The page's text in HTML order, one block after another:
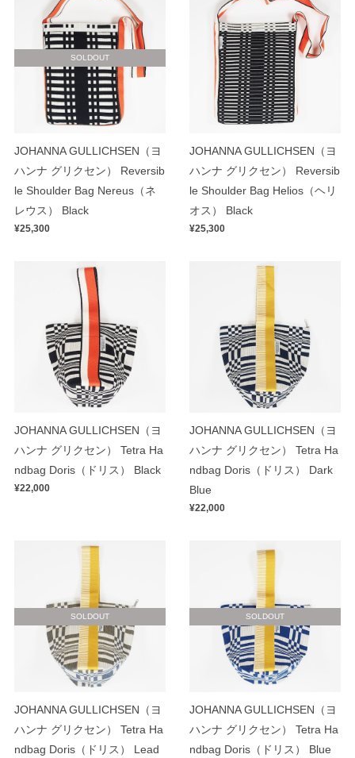
SOLDOUT
JOHANNA GULLICHSEN（ヨ
ハンナ グリクセン） Reversib
le Shoulder Bag Nereus（ネ
レウス） Black
¥25,300
JOHANNA GULLICHSEN（ヨ
ハンナ グリクセン） Reversib
le Shoulder Bag Helios（ヘリ
オス） Black
¥25,300
JOHANNA GULLICHSEN（ヨ
ハンナ グリクセン） Tetra Ha
ndbag Doris（ドリス） Black
¥22,000
JOHANNA GULLICHSEN（ヨ
ハンナ グリクセン） Tetra Ha
ndbag Doris（ドリス） Dark
Blue
¥22,000
SOLDOUT
JOHANNA GULLICHSEN（ヨ
ハンナ グリクセン） Tetra Ha
ndbag Doris（ドリス） Lead
SOLDOUT
JOHANNA GULLICHSEN（ヨ
ハンナ グリクセン） Tetra Ha
ndbag Doris（ドリス） Blue